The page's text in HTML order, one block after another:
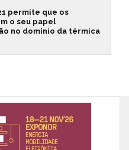
permite que os
o seu papel
no domínio da térmica